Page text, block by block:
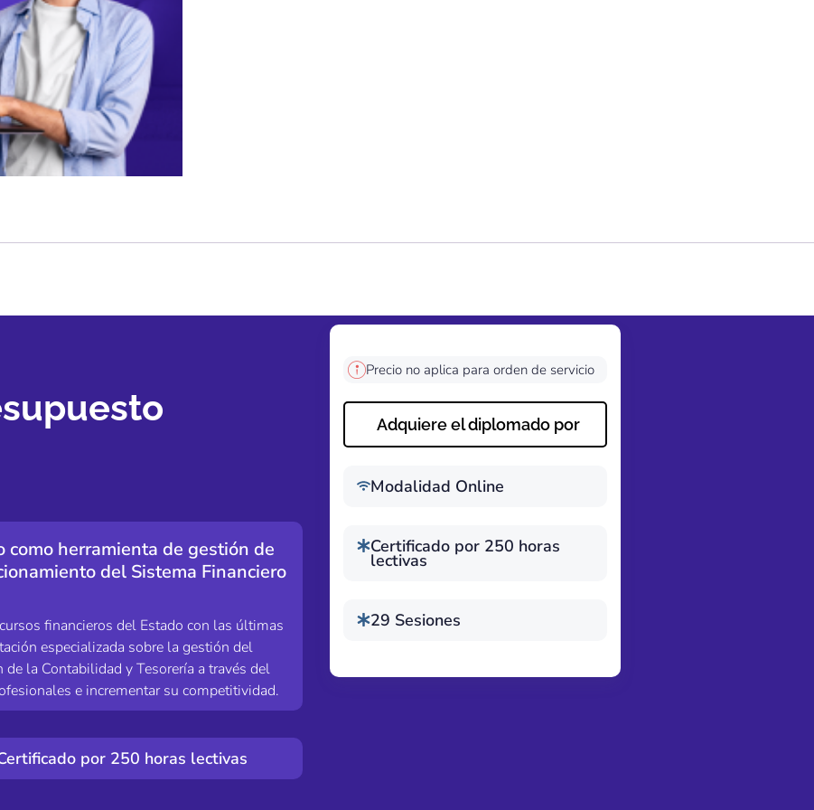
herramienta de gestión de
del Sistema Financiero
financieros del Estado con las últimas
especializada sobre la gestión del
la Contabilidad y Tesorería a través del
e incrementar su competitividad.
por 250 horas lectivas
Precio no aplica para orden de servicio
Adquiere el diplomado por
Modalidad Online
Certificado por 250 horas
lectivas
29 Sesiones